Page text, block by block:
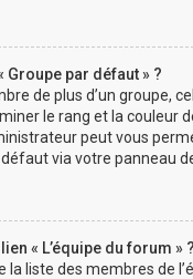
Groupe par défaut » ?
de plus d’un groupe,
le rang et la couleur
peut vous
via votre panneau
« L’équipe du forum » ?
la liste des membres de